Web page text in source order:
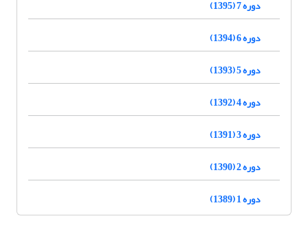
دوره 7 (1395)
دوره 6 (1394)
دوره 5 (1393)
دوره 4 (1392)
دوره 3 (1391)
دوره 2 (1390)
دوره 1 (1389)